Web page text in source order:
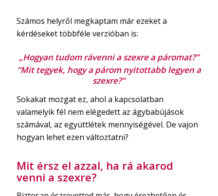
Számos helyről megkaptam már ezeket a
kérdéseket többféle verzióban is:
„Hogyan tudom rávenni a szexre a páromat?”
“Mit tegyek, hogy a párom nyitottabb legyen a
szexre?”
Sokakat mozgat ez, ahol a kapcsolatban
valamelyik fél nem elégedett az ágybabújások
számával, az együttlétek mennyiségével. De vajon
hogyan lehet ezen változtatni?
Mit érsz el azzal, ha rá akarod
venni a szexre?